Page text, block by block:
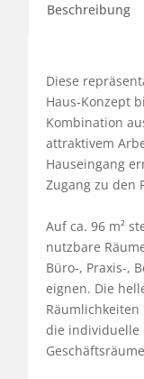
Beschreibung
Diese
Haus-Konzept
Kombination
attraktivem
Hauseingang
Zugang zu den
Auf ca. 96 m²
nutzbare
Büro-, Praxis-,
eignen. Die
die individuelle